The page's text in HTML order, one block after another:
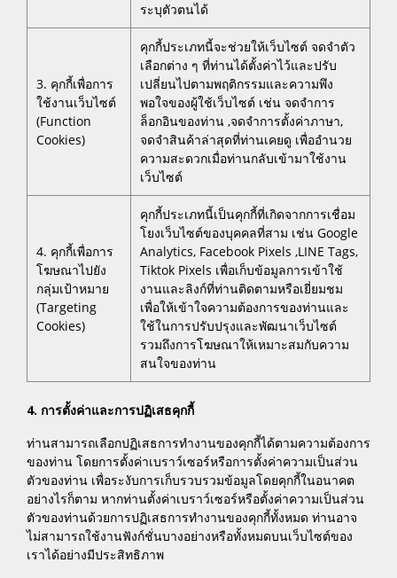
ระบุตัวตนได้
3. คุกกี้เพื่อการ
ใช้งานเว็บไซต์
(Function
Cookies)
คุกกี้ประเภทนี้จะช่วยให้เว็บไซต์ จดจำตัว
เลือกต่าง ๆ ที่ท่านได้ตั้งค่าไว้และปรับ
เปลี่ยนไปตามพฤติกรรมและความพึง
พอใจของผู้ใช้เว็บไซต์ เช่น จดจำการ
ล็อกอินของท่าน ,จดจำการตั้งค่าภาษา,
จดจำสินค้าล่าสุดที่ท่านเคยดู เพื่ออำนวย
ความสะดวกเมื่อท่านกลับเข้ามาใช้งาน
เว็บไซต์
4. คุกกี้เพื่อการ
โฆษณาไปยัง
กลุ่มเป้าหมาย
(Targeting
Cookies)
คุกกี้ประเภทนี้เป็นคุกกี้ที่เกิดจากการเชื่อม
โยงเว็บไซต์ของบุคคลที่สาม เช่น Google
Analytics, Facebook Pixels ,LINE Tags,
Tiktok Pixels เพื่อเก็บข้อมูลการเข้าใช้
งานและลิงก์ที่ท่านติดตามหรือเยี่ยมชม
เพื่อให้เข้าใจความต้องการของท่านและ
ใช้ในการปรับปรุงและพัฒนาเว็บไซต์
รวมถึงการโฆษณาให้เหมาะสมกับความ
สนใจของท่าน
4. การตั้งค่าและการปฏิเสธคุกกี้
ท่านสามารถเลือกปฏิเสธการทำงานของคุกกี้ได้ตามความต้องการ
ของท่าน โดยการตั้งค่าเบราว์เซอร์หรือการตั้งค่าความเป็นส่วน
ตัวของท่าน เพื่อระงับการเก็บรวบรวมข้อมูลโดยคุกกี้ในอนาคต
อย่างไรก็ตาม หากท่านตั้งค่าเบราว์เซอร์หรือตั้งค่าความเป็นส่วน
ตัวของท่านด้วยการปฏิเสธการทำงานของคุกกี้ทั้งหมด ท่านอาจ
ไม่สามารถใช้งานฟังก์ชั่นบางอย่างหรือทั้งหมดบนเว็บไซต์ของ
เราได้อย่างมีประสิทธิภาพ